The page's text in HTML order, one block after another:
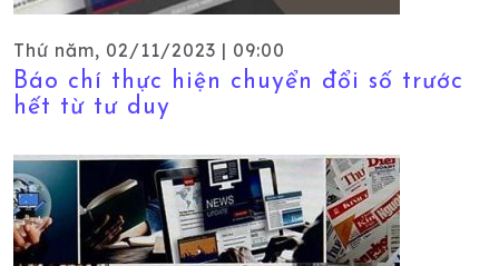
Thứ năm, 02/11/2023 | 09:00
Báo chí thực hiện chuyển đổi số trước
hết từ tư duy